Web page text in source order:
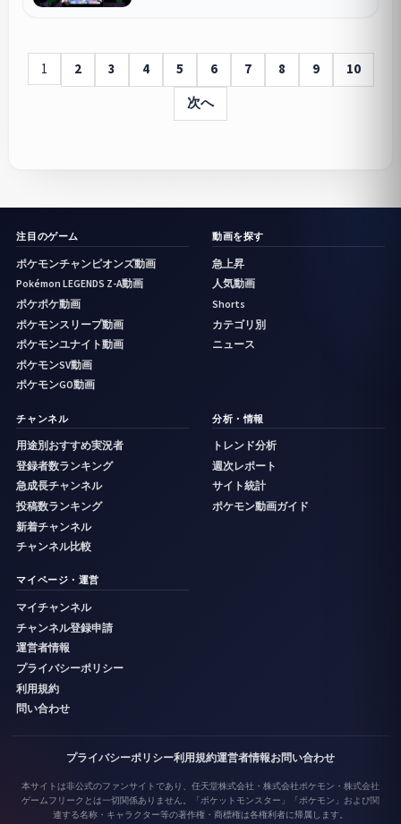
1 2 3 4 5 6 7 8 9
10
次へ
注目のゲーム
ポケモンチャンピオンズ動画
Pokémon LEGENDS Z-A動画
ポケポケ動画
ポケモンスリープ動画
ポケモンユナイト動画
ポケモンSV動画
ポケモンGO動画
動画を探す
急上昇
人気動画
Shorts
カテゴリ別
ニュース
チャンネル
用途別おすすめ実況者
登録者数ランキング
急成長チャンネル
投稿数ランキング
新着チャンネル
チャンネル比較
分析・情報
トレンド分析
週次レポート
サイト統計
ポケモン動画ガイド
マイページ・運営
マイチャンネル
チャンネル登録申請
運営者情報
プライバシーポリシー
利用規約
問い合わせ
プライバシーポリシー利用規約運営者情報お問い合わせ
本サイトは非公式のファンサイトであり、任天堂株式会社・株式会社ポケモン・株式会社
ゲームフリークとは一切関係ありません。「ポケットモンスター」「ポケモン」および関
連する名称・キャラクター等の著作権・商標権は各権利者に帰属します。